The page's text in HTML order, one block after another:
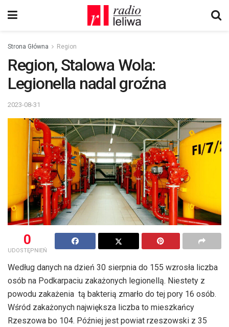
Strona Główna Region
Region, Stalowa Wola:
Legionella nadal groźna
2023-08-31
0
UDOSTĘPNIEŃ
Według danych na dzień 30 sierpnia do 155 wzrosła liczba
osób na Podkarpaciu zakażonych legionellą. Niestety z
powodu zakażenia tą bakterią zmarło do tej pory 16 osób.
Wśród zakażonych największa liczba to mieszkańcy
Rzeszowa bo 104. Później jest powiat rzeszowski z 35